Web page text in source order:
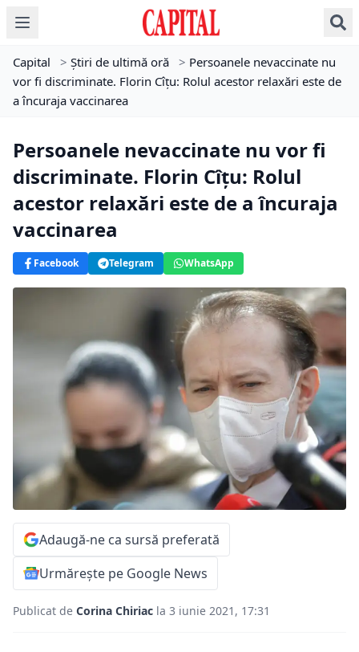
Capital > Știri de ultimă oră > Persoanele nevaccinate nu
vor fi discriminate. Florin Cîțu: Rolul acestor relaxări este de
a încuraja vaccinarea
Persoanele nevaccinate nu vor fi
discriminate. Florin Cîțu: Rolul
acestor relaxări este de a încuraja
vaccinarea
Facebook Telegram WhatsApp
Adaugă-ne ca sursă preferată
Urmărește pe Google News
Publicat de Corina Chiriac la 3 iunie 2021, 17:31